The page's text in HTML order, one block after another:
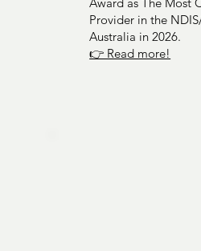
Provider in the
Australia in 2026.
👉 Read more!